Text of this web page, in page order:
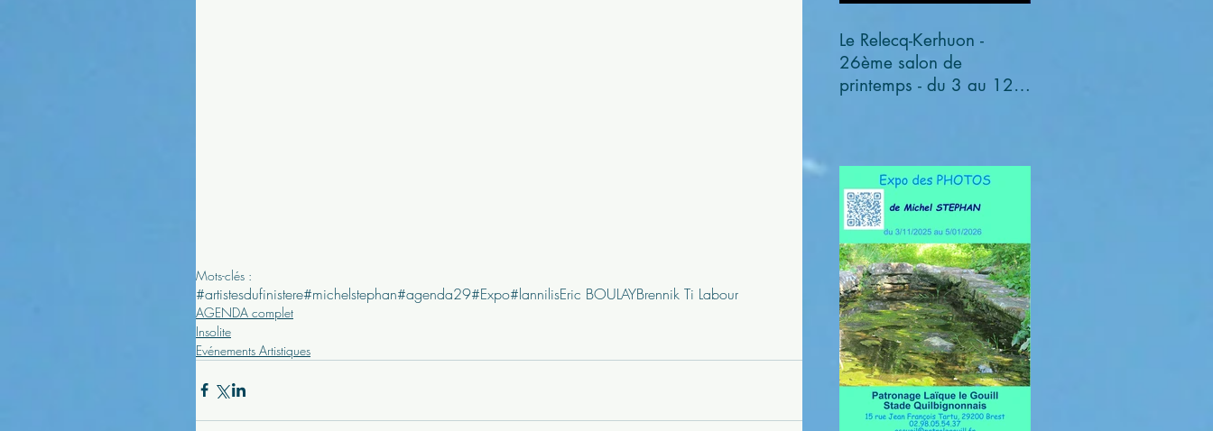
Mots-clés :
#artistesdufinistere#michelstephan#agenda29#Expo#lannilisEric BOULAYBrennik Ti Labour
AGENDA complet
Insolite
Evénements Artistiques
Le Relecq-Kerhuon -
26ème salon de
printemps - du 3 au 12